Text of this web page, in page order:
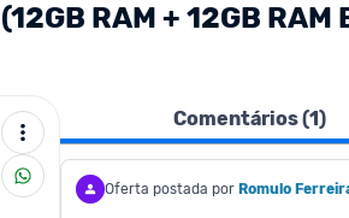
RAM + 12GB
Comentários (1)
Oferta postada por Romulo